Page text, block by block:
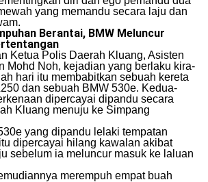
yang memandu secara laju dan
Berantai, BMW Meluncur
Ketua Polis Daerah Kluang, Asisten
Mohd Noh, kejadian yang berlaku kira-
hari itu membabitkan sebuah kereta
dan sebuah BMW 530e. Kedua-
dipercayai dipandu secara
Kluang menuju ke Simpang
yang dipandu lelaki tempatan
dipercayai hilang kawalan akibat
sebelum ia meluncur masuk ke laluan
merempuh empat buah